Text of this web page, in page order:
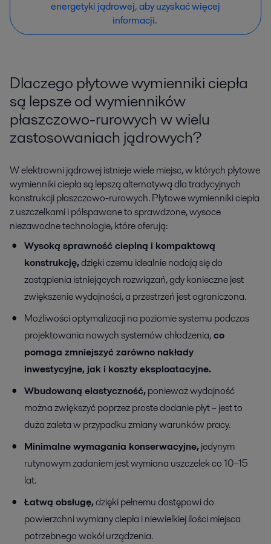
energetyki jądrowej, aby uzyskać więcej
informacji.
Dlaczego płytowe wymienniki ciepła
są lepsze od wymienników
płaszczowo-rurowych w wielu
zastosowaniach jądrowych?
W elektrowni jądrowej istnieje wiele miejsc, w których płytowe
wymienniki ciepła są lepszą alternatywą dla tradycyjnych
konstrukcji płaszczowo-rurowych. Płytowe wymienniki ciepła
z uszczelkami i półspawane to sprawdzone, wysoce
niezawodne technologie, które oferują:
Wysoką sprawność cieplną i kompaktową
konstrukcję,dzięki czemu idealnie nadają się do
zastąpienia istniejących rozwiązań, gdy konieczne jest
zwiększenie wydajności, a przestrzeń jest ograniczona.
Możliwości optymalizacji na poziomie systemu podczas
projektowania nowych systemów chłodzenia,co
pomaga zmniejszyć zarówno nakłady
inwestycyjne, jak i koszty eksploatacyjne.
Wbudowaną elastyczność,ponieważ wydajność
można zwiększyć poprzez proste dodanie płyt – jest to
duża zaleta w przypadku zmiany warunków pracy.
Minimalne wymagania konserwacyjne,jedynym
rutynowym zadaniem jest wymiana uszczelek co 10–15
lat.
Łatwą obsługę,dzięki pełnemu dostępowi do
powierzchni wymiany ciepła i niewielkiej ilości miejsca
potrzebnego wokół urządzenia.